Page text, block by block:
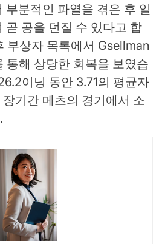
부분적인 파열을 겪은 후 일
곧 공을 던질 수 있다고 합
부상자 목록에서 Gsellman
통해 상당한 회복을 보였습
이닝 동안 3.71의 평균자
기간 메츠의 경기에서 소